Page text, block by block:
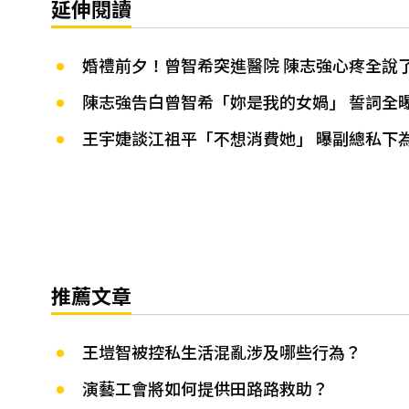
延伸閱讀
婚禮前夕！曾智希突進醫院 陳志強心疼全說
陳志強告白曾智希「妳是我的女媧」 誓詞全
王宇婕談江祖平「不想消費她」 曝副總私下
推薦文章
王塏智被控私生活混亂涉及哪些行為？
演藝工會將如何提供田路路救助？